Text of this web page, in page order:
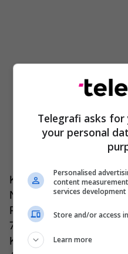
Kryetari i dhjetë më i
Naumoski, njeriu i parë i
Petrovit. Naumoski
726.341 eurosh. Në
Kërçovë dhe dy
Telegrafi asks
your personal
Personalised
content
services development
Store and/or access
Learn more